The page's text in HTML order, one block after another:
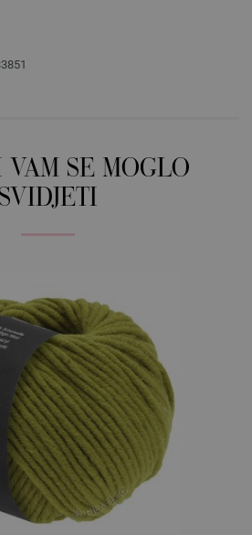
SE MOGLO
SVIDJETI